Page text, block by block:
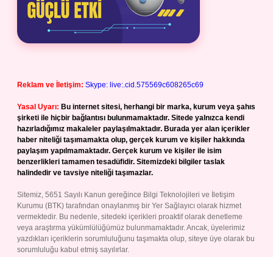
Reklam ve İletişim: Skype: live:.cid.575569c608265c69
Yasal Uyarı: Bu internet sitesi, herhangi bir marka, kurum veya şahıs
şirketi ile hiçbir bağlantısı bulunmamaktadır. Sitede yalnızca kendi
hazırladığımız makaleler paylaşılmaktadır. Burada yer alan içerikler
haber niteliği taşımamakta olup, gerçek kurum ve kişiler hakkında
paylaşım yapılmamaktadır. Gerçek kurum ve kişiler ile isim
benzerlikleri tamamen tesadüfidir. Sitemizdeki bilgiler taslak
halindedir ve tavsiye niteliği taşımazlar.
Sitemiz, 5651 Sayılı Kanun gereğince Bilgi Teknolojileri ve İletişim
Kurumu (BTK) tarafından onaylanmış bir Yer Sağlayıcı olarak hizmet
vermektedir. Bu nedenle, sitedeki içerikleri proaktif olarak denetleme
veya araştırma yükümlülüğümüz bulunmamaktadır. Ancak, üyelerimiz
yazdıkları içeriklerin sorumluluğunu taşımakta olup, siteye üye olarak bu
sorumluluğu kabul etmiş sayılırlar.